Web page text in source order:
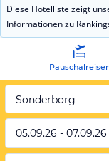
Diese Hotelliste zeigt
Informationen zu
Sonderborg
05.09.26 - 07.09.26